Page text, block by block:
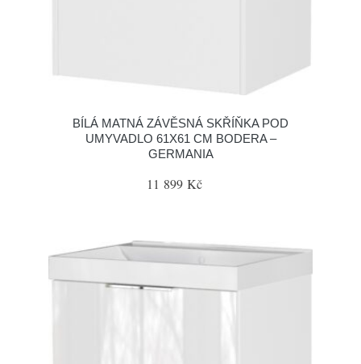
BÍLÁ MATNÁ ZÁVĚSNÁ SKŘÍŇKA POD
UMYVADLO 61X61 CM BODERA –
GERMANIA
11 899 Kč